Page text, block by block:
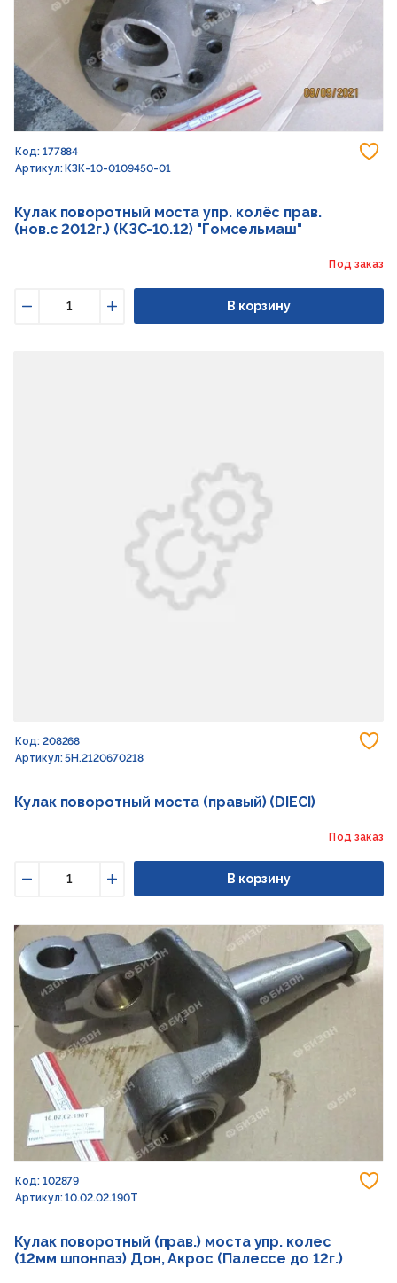
Код: 177884
Артикул: КЗК-10-0109450-01
Кулак поворотный моста упр. колёс прав.
(нов.с 2012г.) (КЗС-10.12) "Гомсельмаш"
Под заказ
Увеличить
В корзину
Код: 208268
Артикул: 5H.2120670218
Кулак поворотный моста (правый) (DIECI)
Под заказ
Увеличить
В корзину
Код: 102879
Артикул: 10.02.02.190Т
Кулак поворотный (прав.) моста упр. колес
(12мм шпонпаз) Дон, Акрос (Палессе до 12г.)